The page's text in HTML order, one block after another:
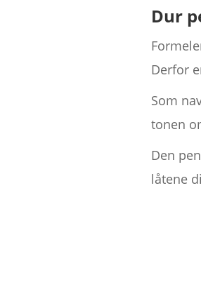
Dur
Derfor
Som
tonen
Den
låtene